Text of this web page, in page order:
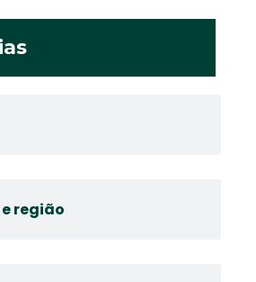
região